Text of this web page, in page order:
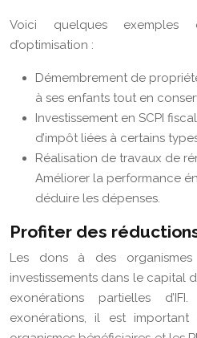
Voici quelques exemples
d’optimisation :
Démembrement de
à ses enfants tout en
Investissement en SCPI
d’impôt liées à certains
Réalisation de travaux de
Améliorer la performance
déduire les dépenses.
Profiter des réductions
Les dons à des
investissements dans le capital
exonérations partielles
exonérations, il est